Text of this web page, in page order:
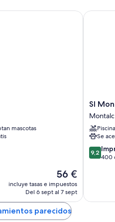
mascotas
El
precio
actual
de
56 €
56 €
incluye tasas e impuestos
Del 6 sept al 7 sept
SI
Hotel
SI
Piscina
Se
9.2
sobre
9,2
400
SI
parecidos